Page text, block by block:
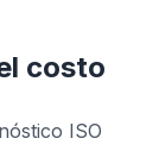
costo
ISO